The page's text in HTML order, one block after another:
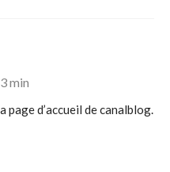
min
d’accueil de canalblog.